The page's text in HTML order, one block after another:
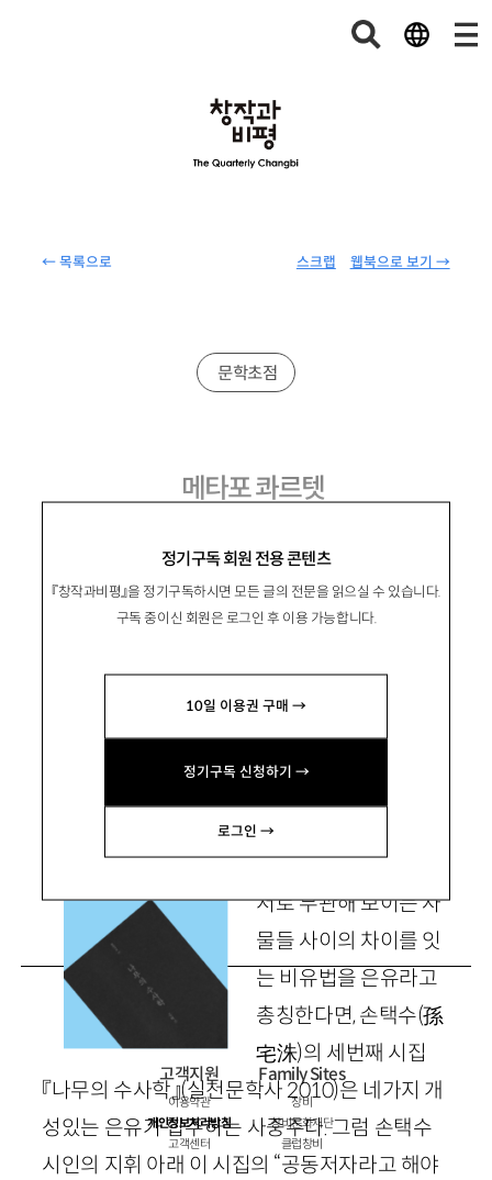
← 목록으로 웹북으로 보기 →
스크랩
정기구독 회원 전용 콘텐츠
『창작과비평』을 정기구독하시면 모든 글의 전문을 읽으실 수 있습니다.
구독 중이신 회원은 로그인 후 이용 가능합니다.
10일 이용권 구매 →
정기구독 신청하기 →
로그인 →
문학초점
메타포 콰르텟
柳信
문학평론가, 중앙대 독문과 교수. 평론집 『다성의
서로 무관해 보이는 사
물들 사이의 차이를 잇
는 비유법을 은유라고
총칭한다면, 손택수(孫
宅洙)의 세번째 시집
『나무의 수사학』(실천문학사 2010)은 네가지 개
성있는 은유가 합주하는 사중주다. 그럼 손택수
시인의 지휘 아래 이 시집의 “공동저자라고 해야
고객지원
이용약관
개인정보처리방침
고객센터
Family Sites
창비
창비문화재단
클럽창비